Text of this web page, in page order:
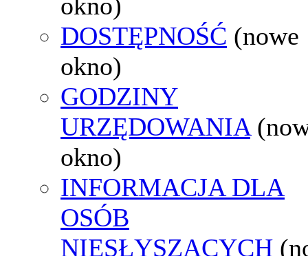
DOSTĘPNOŚĆ (nowe
okno)
GODZINY
URZĘDOWANIA
okno)
INFORMACJA DLA
OSÓB
NIESŁYSZĄCYCH